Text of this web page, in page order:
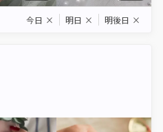
今日 × 明日 × 明後日 ×